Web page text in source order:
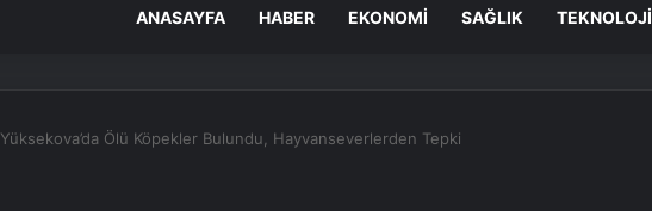
ANASAYFA HABER EKONOMI SAĞLIK TEKNOLOJI
Yüksekova’da Ölü Köpekler Bulundu, Hayvanseverlerden Tepki